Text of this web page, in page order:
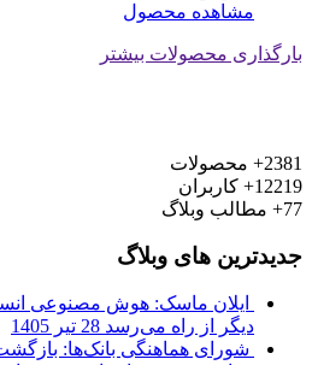
مشاهده محصول
بارگذاری محصولات بیشتر
2381+
محصولات
12219+
کاربران
77+
مطالب وبلاگ
جدیدترین های وبلاگ
دیگر از راه می‌رسد 28 تیر 1405
شورای هماهنگی بانک‌ها: